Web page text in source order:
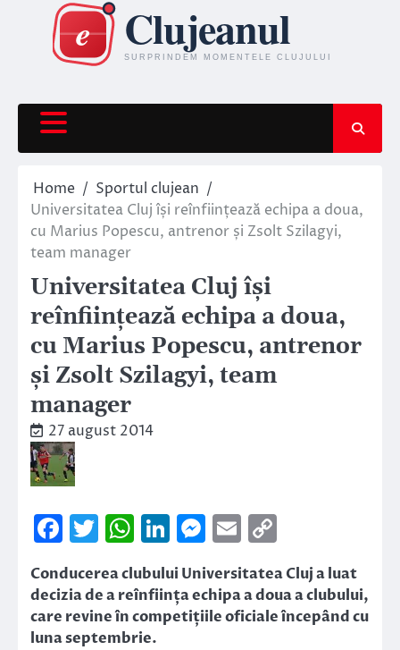
content
Home
Sportul clujean
Universitatea Cluj își reînființează echipa a doua,
cu Marius Popescu, antrenor și Zsolt Szilagyi,
team manager
Universitatea Cluj își
reînființează echipa a doua,
cu Marius Popescu, antrenor
și Zsolt Szilagyi, team
manager
27 august 2014
Facebook
Twitter
WhatsApp
LinkedIn
Messenger
Email
Link
Conducerea clubului Universitatea Cluj a luat
decizia de a reînființa echipa a doua a clubului,
care revine în competițiile oficiale începând cu
luna septembrie.